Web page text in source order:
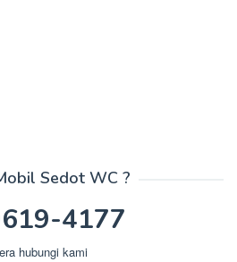
Sedot WC ?
4177
hubungi kami